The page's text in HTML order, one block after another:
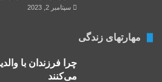
سپتامبر 2, 2023
مهارتهای زندگی
چرا فرزندان با
می‌‌کنند